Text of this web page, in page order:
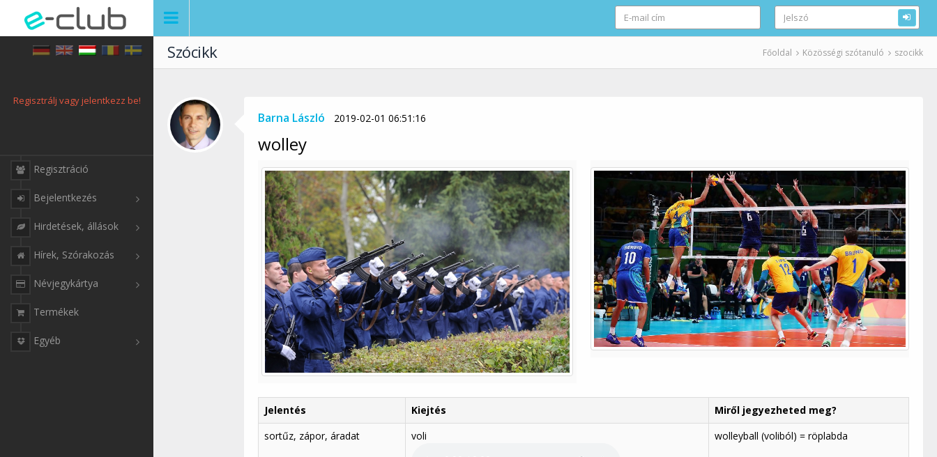
Regisztrálj vagy jelentkezz be!
Regisztráció
Bejelentkezés
Hirdetések, állások
Hírek, Szórakozás
Névjegykártya
Termékek
Egyéb
Szócikk Főoldal Közösségi szótanuló szocikk
Barna László 2019-02-01 06:51:16
wolley
Jelentés Kiejtés
Miről jegyezheted meg?
sortűz, zápor, áradat
voli wolleyball (voliból) = röplabda